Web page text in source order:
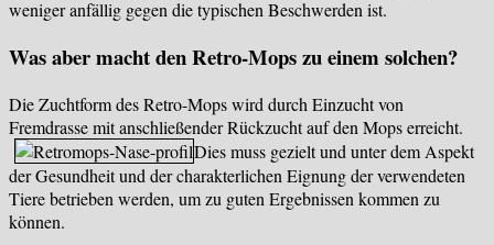
weniger anfällig gegen die typischen Beschwerden ist.
Was aber macht den Retro-Mops zu einem solchen?
Die Zuchtform des Retro-Mops wird durch Einzucht von
Fremdrasse mit anschließender Rückzucht auf den Mops erreicht.
Dies muss gezielt und unter dem Aspekt
der Gesundheit und der charakterlichen Eignung der verwendeten
Tiere betrieben werden, um zu guten Ergebnissen kommen zu
können.